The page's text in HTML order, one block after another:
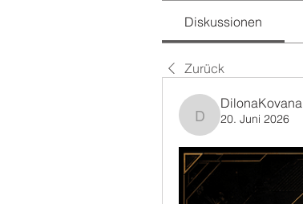
Diskussionen
Zurück
DilonaKovana
DilonaKovana
20. Juni 2026